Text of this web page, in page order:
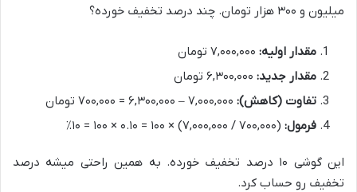
میلیون و ۳۰۰ هزار تومان. چند درصد تخفیف خورده؟
مقدار اولیه:
مقدار جدید:
تفاوت (کاهش):
فرمول: (۷۰۰,۰۰۰ / ۷,۰۰۰,۰۰۰) × ۱۰۰ = ۰.۱۰ × ۱۰۰ = ۱۰٪
این گوشی ۱۰ درصد تخفیف خورده. به همین راحتی میشه درصد
تخفیف رو حساب کرد.